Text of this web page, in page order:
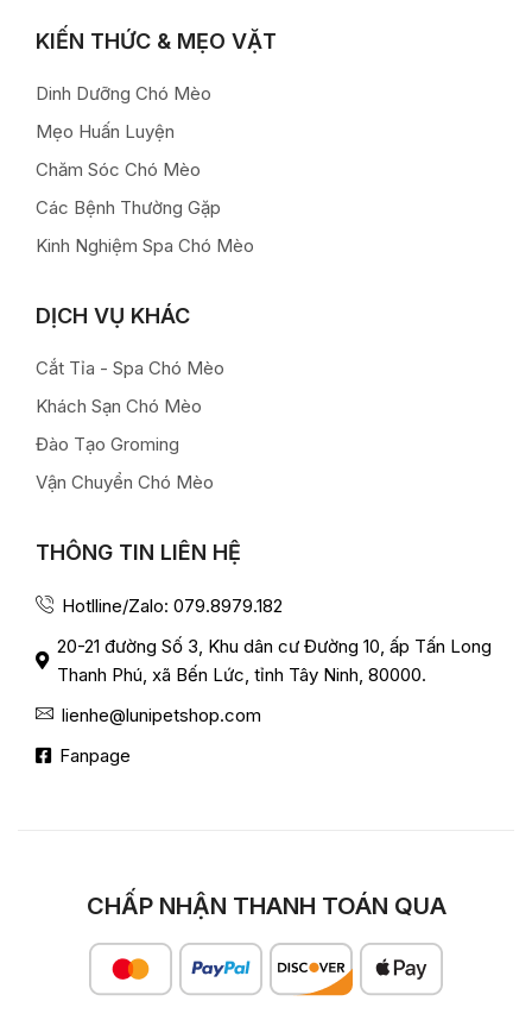
KIẾN THỨC & MẸO VẶT
Dinh Dưỡng Chó Mèo
Mẹo Huấn Luyện
Chăm Sóc Chó Mèo
Các Bệnh Thường Gặp
Kinh Nghiệm Spa Chó Mèo
DỊCH VỤ KHÁC
Cắt Tỉa - Spa Chó Mèo
Khách Sạn Chó Mèo
Đào Tạo Groming
Vận Chuyển Chó Mèo
THÔNG TIN LIÊN HỆ
Hotlline/Zalo: 079.8979.182
20-21 đường Số 3, Khu dân cư Đường 10, ấp Tấn Long
Thanh Phú, xã Bến Lức, tỉnh Tây Ninh, 80000.
lienhe@lunipetshop.com
Fanpage
CHẤP NHẬN THANH TOÁN QUA